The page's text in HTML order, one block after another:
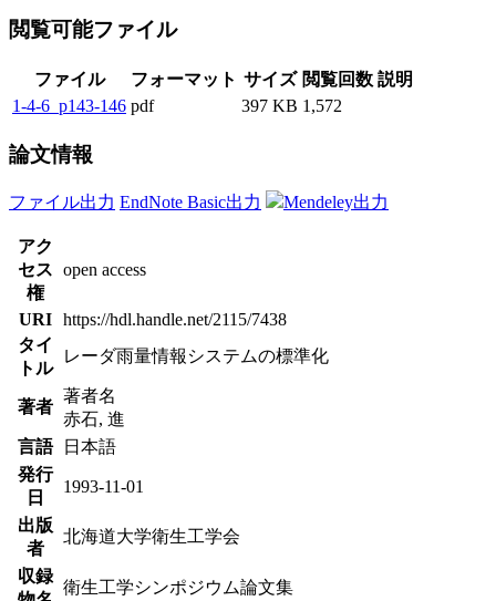
閲覧可能ファイル
ファイル フォーマット サイズ 閲覧回数 説明
1-4-6_p143-146 pdf 397 KB 1,572
論文情報
ファイル出力 EndNote Basic出力 Mendeley出力
アク
セス
権
open access
URI https://hdl.handle.net/2115/7438
タイ
トル
レーダ雨量情報システムの標準化
著者
著者名
赤石, 進
言語
日本語
発行
日
1993-11-01
出版
者
北海道大学衛生工学会
収録
衛生工学シンポジウム論文集